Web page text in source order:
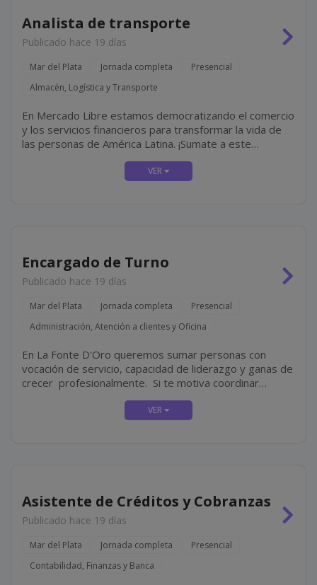
Analista de transporte
Publicado hace 19 días
Mar del Plata Jornada completa
Presencial
Almacén, Logística y Transporte
En Mercado Libre estamos democratizando el comercio
y los servicios financieros para transformar la vida de
las personas de América Latina. ¡Sumate a este
inventario de quienes venden en nuestra...
Encargado de Turno
Publicado hace 19 días
Mar del Plata Jornada completa
Presencial
Administración, Atención a clientes y Oficina
En La Fonte D'Oro queremos sumar personas con
vocación de servicio, capacidad de liderazgo y ganas de
crecer profesionalmente. Si te motiva coordinar
equipos, asegurar una excelente experiencia para
nuestros clientes y liderar la operación diaria de una
Asistente de Créditos y Cobranzas
Publicado hace 19 días
Mar del Plata Jornada completa
Presencial
Contabilidad, Finanzas y Banca